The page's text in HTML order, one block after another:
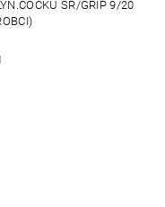
SR/GRIP 9/20